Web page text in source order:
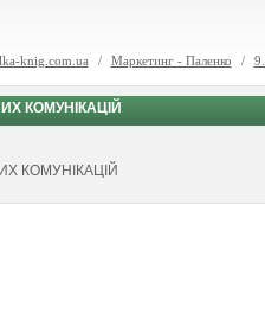
knig.com.ua / Маркетинг - Паленко /
КОМУНІКАЦІЙ
КОМУНІКАЦІЙ